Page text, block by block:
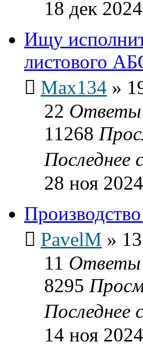
18 дек
Ищу
листового
Max134 »
22 Ответы
11268
Последнее
28 ноя
PavelM »
11 Ответы
8295
Последнее
14 ноя